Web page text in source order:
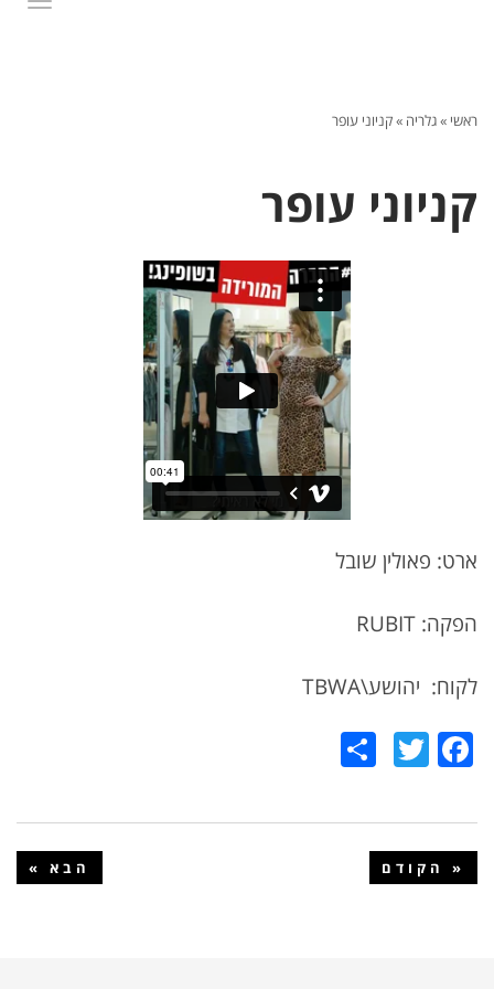
ראשי »גלריה »קניוני עופר
קניוני עופר
ארט: פאולין שובל
הפקה: RUBIT
לקוח: יהושע\TBWA
Facebook
Twitter
« הקודם הבא »